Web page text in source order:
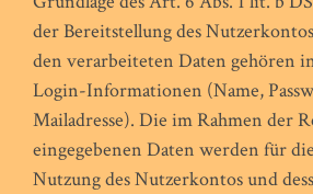
der Bereitstellung des
den verarbeiteten Daten gehören
Login-Informationen (Name,
Mailadresse). Die im Rahmen der
eingegebenen Daten werden für
Nutzung des Nutzerkontos und